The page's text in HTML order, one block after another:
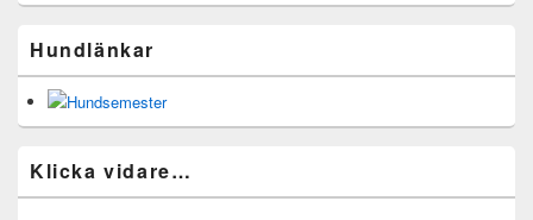
Hundlänkar
Klicka vidare…